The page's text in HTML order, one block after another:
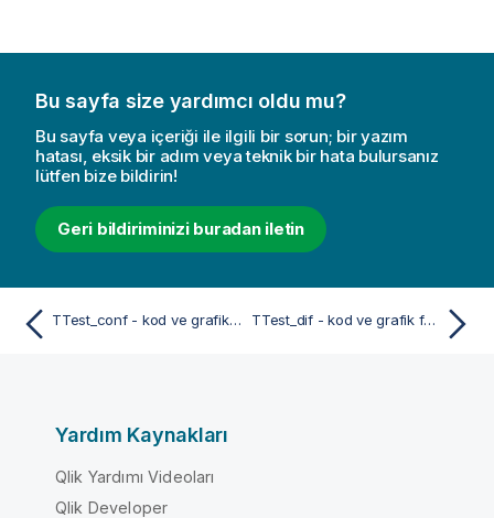
Bu sayfa size yardımcı oldu mu?
Bu sayfa veya içeriği ile ilgili bir sorun; bir yazım
hatası, eksik bir adım veya teknik bir hata bulursanız
lütfen bize bildirin!
Geri bildiriminizi buradan iletin
TTest_conf - kod ve grafik fonksiyonu TTest_dif - kod ve grafik fonksiyonu
Yardım Kaynakları
Qlik Yardımı Videoları
Qlik Developer